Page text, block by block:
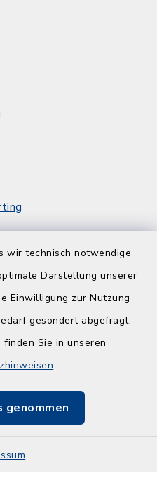
wir technisch notwendige
Darstellung unserer
Einwilligung zur Nutzung
gesondert abgefragt.
Sie in unseren
.
genommen